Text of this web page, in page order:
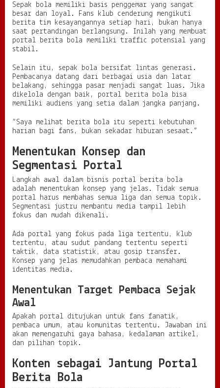
n
e
Sepak bola memiliki basis penggemar yang sangat
besar dan loyal. Fans klub cenderung mengikuti
berita tim kesayangannya setiap hari, bukan hanya
saat pertandingan berlangsung. Inilah yang membuat
portal berita bola memiliki traffic potensial yang
stabil.
Selain itu, sepak bola bersifat lintas generasi.
Pembacanya datang dari berbagai usia dan latar
belakang, sehingga pasar menjadi sangat luas. Jika
dikelola dengan baik, portal berita bola bisa
memiliki audiens yang setia dalam jangka panjang.
“Saya melihat berita bola itu seperti kebutuhan
harian bagi fans, bukan sekadar hiburan sesaat.”
Menentukan Konsep dan
Segmentasi Portal
Langkah awal dalam bisnis portal berita bola
adalah menentukan konsep yang jelas. Tidak semua
portal harus membahas semua liga dan semua topik.
Segmentasi justru membantu media tampil lebih
fokus dan mudah dikenali.
Ada portal yang fokus pada liga tertentu, klub
tertentu, atau sudut pandang tertentu seperti
taktik, data statistik, atau gosip transfer.
Konsep yang jelas memudahkan pembaca memahami
identitas media.
Menentukan Target Pembaca Sejak
Awal
Apakah portal ditujukan untuk fans fanatik,
pembaca umum, atau komunitas tertentu. Jawaban ini
akan memengaruhi gaya bahasa, kedalaman artikel,
dan pilihan topik.
Konten sebagai Jantung Portal
Berita Bola